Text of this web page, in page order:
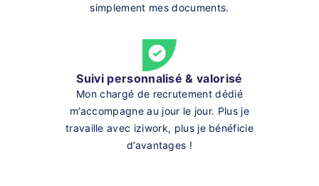
simplement mes documents.
Suivi personnalisé & valorisé
Mon chargé de recrutement dédié
m’accompagne au jour le jour. Plus je
travaille avec iziwork, plus je bénéficie
d’avantages !